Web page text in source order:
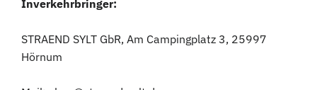
Inverkehrbringer:
STRAEND SYLT GbR, Am Campingplatz 3, 25997
Hörnum